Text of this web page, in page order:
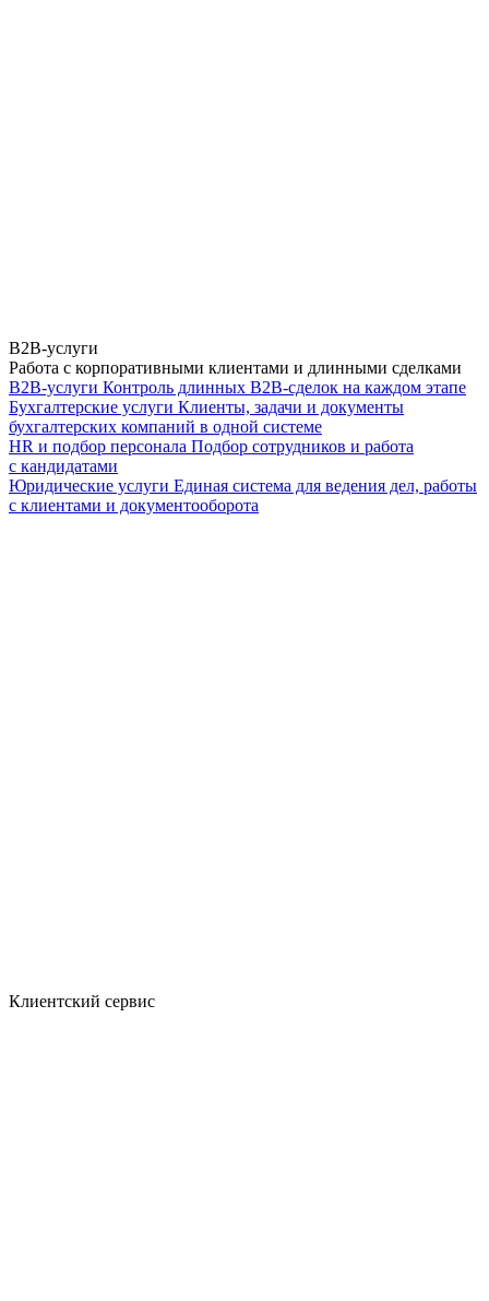
B2B-услуги
Работа с корпоративными клиентами и длинными сделками
B2B-услуги Контроль длинных B2B-сделок на каждом этапе
Бухгалтерские услуги Клиенты, задачи и документы
бухгалтерских компаний в одной системе
HR и подбор персонала Подбор сотрудников и работа
с кандидатами
Юридические услуги Единая система для ведения дел, работы
с клиентами и документооборота
Клиентский сервис